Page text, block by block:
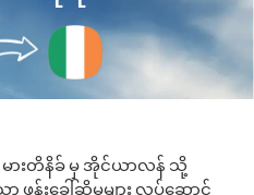
မားတိနိခ် မှ အိုင်ယာလန် သို့
န်းခေါ်ဆိုမှုများ လုပ်ဆောင်